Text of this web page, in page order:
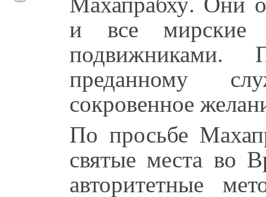
и все мирские
подвижниками.
преданному
сокровенное
По просьбе
святые места во
авторитетные